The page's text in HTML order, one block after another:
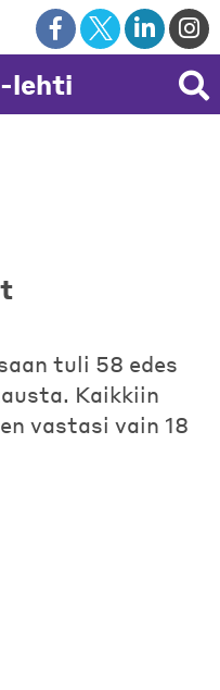
lehti
tuli 58 edes
Kaikkiin
vastasi vain 18